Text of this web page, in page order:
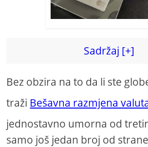
Sadržaj [+]
Bez obzira na to da li ste
traži Bešavna razmjena
jednostavno umorna od
samo još jedan broj od strane